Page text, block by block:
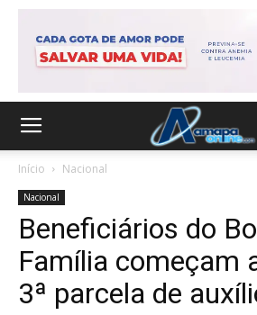
Início Nacional
Nacional
Beneficiários do
Família começam
3ª parcela de